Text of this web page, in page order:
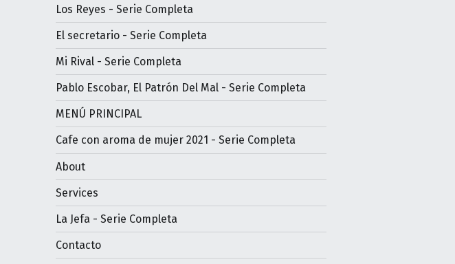
Los Reyes - Serie Completa
El secretario - Serie Completa
Mi Rival - Serie Completa
Pablo Escobar, El Patrón Del Mal - Serie Completa
MENÚ PRINCIPAL
Cafe con aroma de mujer 2021 - Serie Completa
About
Services
La Jefa - Serie Completa
Contacto